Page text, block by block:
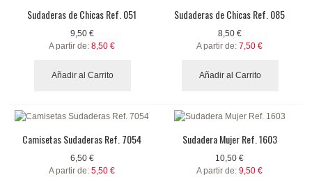
Sudaderas de Chicas Ref. 051
9,50 €
A partir de: 8,50 €
Añadir al Carrito
Sudaderas de Chicas Ref. 085
8,50 €
A partir de: 7,50 €
Añadir al Carrito
Camisetas Sudaderas Ref. 7054
6,50 €
A partir de: 5,50 €
Sudadera Mujer Ref. 1603
10,50 €
A partir de: 9,50 €